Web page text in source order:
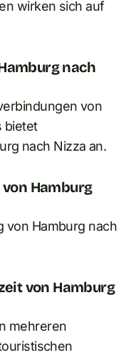
wirken sich auf
nach
von
bietet
nach Nizza an.
Hamburg
von Hamburg nach
von Hamburg
mehreren